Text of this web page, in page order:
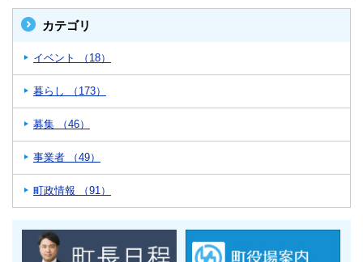
カテゴリ
イベント （18）
暮らし （173）
募集 （46）
事業者 （49）
町政情報 （91）